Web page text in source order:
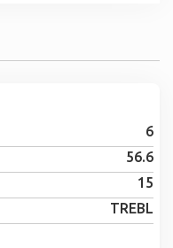
6
56.6
15
TREBL